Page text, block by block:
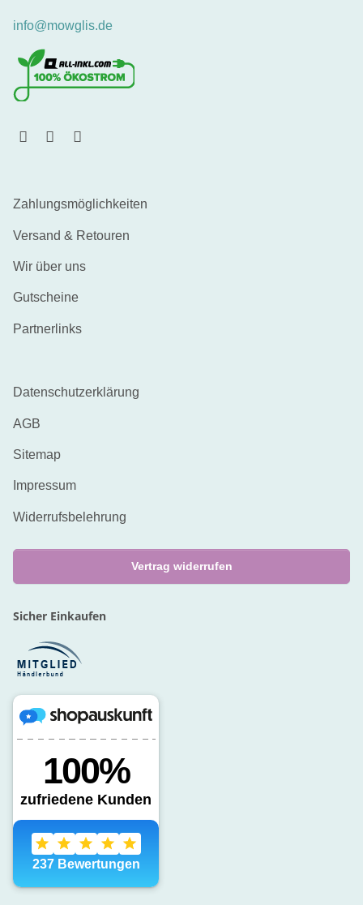
info@mowglis.de
Zahlungsmöglichkeiten
Versand & Retouren
Wir über uns
Gutscheine
Partnerlinks
Datenschutzerklärung
AGB
Sitemap
Impressum
Widerrufsbelehrung
Vertrag widerrufen
Sicher Einkaufen